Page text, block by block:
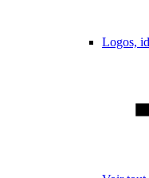
Logos,